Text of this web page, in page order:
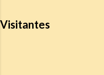
Visitantes